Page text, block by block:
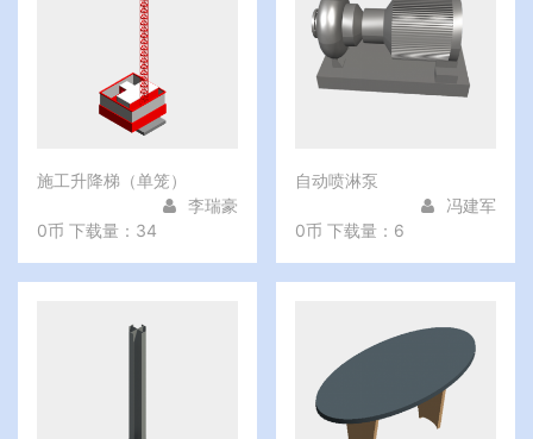
施工升降梯（单笼）
李瑞豪
0币 下载量：34
自动喷淋泵
冯建军
0币 下载量：6